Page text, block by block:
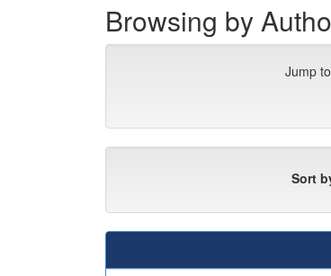
Browsing by
Jump
Sort